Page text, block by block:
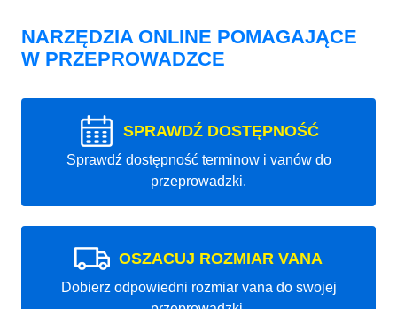
NARZĘDZIA ONLINE POMAGAJĄCE
W PRZEPROWADZCE
SPRAWDŹ DOSTĘPNOŚĆ
Sprawdź dostępność terminow i vanów do
przeprowadzki.
OSZACUJ ROZMIAR VANA
Dobierz odpowiedni rozmiar vana do swojej